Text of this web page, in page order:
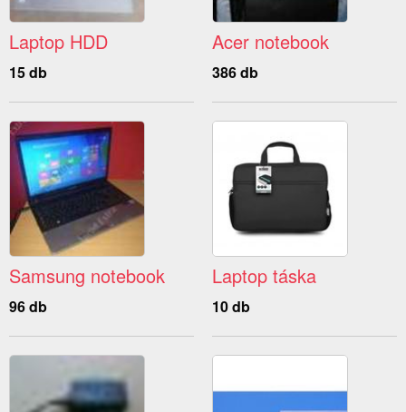
Laptop HDD
15 db
Acer notebook
386 db
Samsung notebook
96 db
Laptop táska
10 db